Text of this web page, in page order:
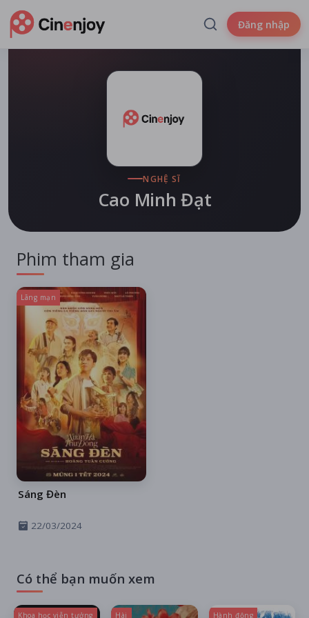
Đăng nhập
NGHỆ SĨ
Cao Minh Đạt
Phim tham gia
Lãng mạn
Sáng Đèn
22/03/2024
Có thể bạn muốn xem
Khoa học viễn tưởng Hài Hành động